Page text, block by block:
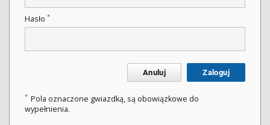
Hasło *
Anuluj Zaloguj
* Pola oznaczone gwiazdką, są obowiązkowe do
wypełnienia.